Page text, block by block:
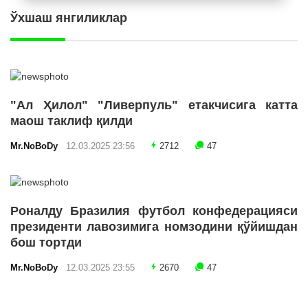
Ўхшаш янгиликлар
"Ал Ҳилол" "Ливерпуль" етакчисига катта
маош таклиф қилди
Mr.NoBoDy 12.03.2025 23:56 2712 47
Роналду Бразилия футбол конфедерацияси
президенти лавозимига номзодини қўйишдан
бош тортди
Mr.NoBoDy 12.03.2025 23:55 2670 47